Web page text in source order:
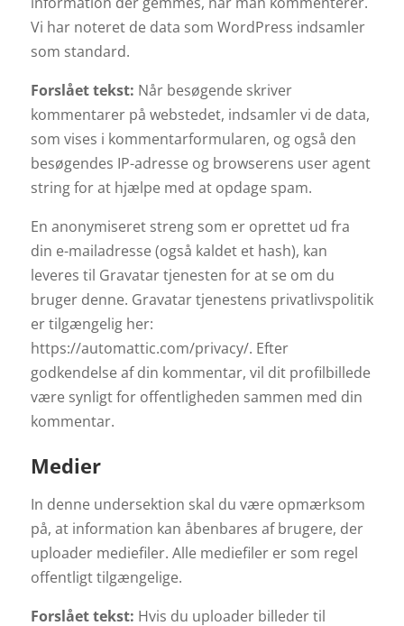
Vi har noteret de data som WordPress indsamler
som standard.
Forslået tekst: Når besøgende skriver
kommentarer på webstedet, indsamler vi de data,
som vises i kommentarformularen, og også den
besøgendes IP-adresse og browserens user agent
string for at hjælpe med at opdage spam.
En anonymiseret streng som er oprettet ud fra
din e-mailadresse (også kaldet et hash), kan
leveres til Gravatar tjenesten for at se om du
bruger denne. Gravatar tjenestens privatlivspolitik
er tilgængelig her:
https://automattic.com/privacy/. Efter
godkendelse af din kommentar, vil dit profilbillede
være synligt for offentligheden sammen med din
kommentar.
Medier
In denne undersektion skal du være opmærksom
på, at information kan åbenbares af brugere, der
uploader mediefiler. Alle mediefiler er som regel
offentligt tilgængelige.
Forslået tekst: Hvis du uploader billeder til